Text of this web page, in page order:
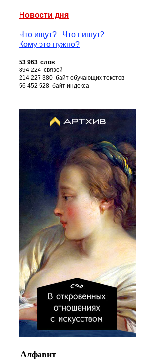
Новости дня
Что ищут?
Что пишут?
Кому это нужно?
53 963 слов
894 224 связей
214 227 380 байт обучающих текстов
56 452 528 байт индекса
Алфавит